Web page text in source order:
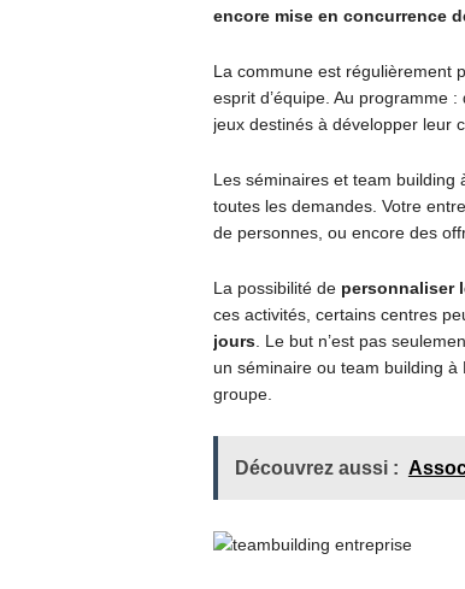
encore mise en concurrence
La commune est régulièrement
esprit d’équipe. Au programme
jeux destinés à développer leur
Les séminaires et team building
toutes les demandes. Votre
de personnes, ou encore des
La possibilité de personnaliser
ces activités, certains centres
jours. Le but n’est pas
un séminaire ou team building
groupe.
Découvrez aussi :